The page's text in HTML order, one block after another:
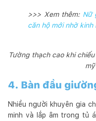
>>> Xem thêm: Nữ
căn hộ mới nhờ kinh
Tường thạch cao khi
4. Bàn đầu
Nhiều người khuyên gia
minh và lắp âm trong tủ